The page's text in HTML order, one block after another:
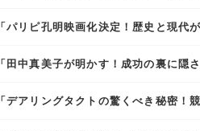
「パリピ孔明映画化決定！歴史と現代
「田中真美子が明かす！成功の裏に隠
「デアリングタクトの驚くべき秘密！